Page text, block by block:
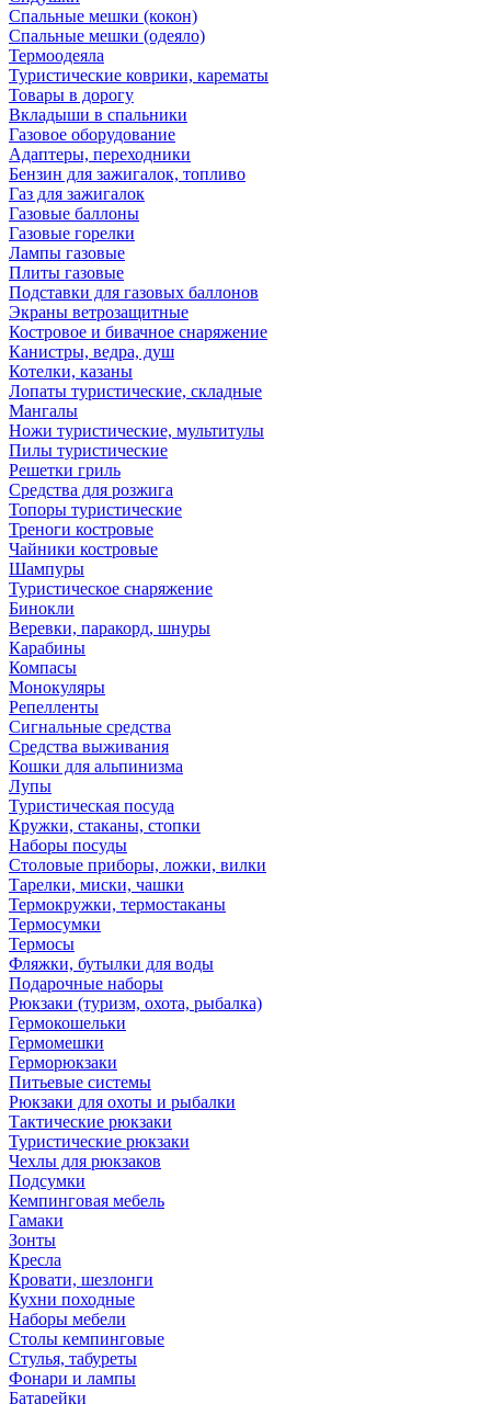
Спальные мешки (кокон)
Спальные мешки (одеяло)
Термоодеяла
Туристические коврики, карематы
Товары в дорогу
Вкладыши в спальники
Газовое оборудование
Адаптеры, переходники
Бензин для зажигалок, топливо
Газ для зажигалок
Газовые баллоны
Газовые горелки
Лампы газовые
Плиты газовые
Подставки для газовых баллонов
Экраны ветрозащитные
Костровое и бивачное снаряжение
Канистры, ведра, душ
Котелки, казаны
Лопаты туристические, складные
Мангалы
Ножи туристические, мультитулы
Пилы туристические
Решетки гриль
Средства для розжига
Топоры туристические
Треноги костровые
Чайники костровые
Шампуры
Туристическое снаряжение
Бинокли
Веревки, паракорд, шнуры
Карабины
Компасы
Монокуляры
Репелленты
Сигнальные средства
Средства выживания
Кошки для альпинизма
Лупы
Туристическая посуда
Кружки, стаканы, стопки
Наборы посуды
Столовые приборы, ложки, вилки
Тарелки, миски, чашки
Термокружки, термостаканы
Термосумки
Термосы
Фляжки, бутылки для воды
Подарочные наборы
Рюкзаки (туризм, охота, рыбалка)
Гермокошельки
Гермомешки
Герморюкзаки
Питьевые системы
Рюкзаки для охоты и рыбалки
Тактические рюкзаки
Туристические рюкзаки
Чехлы для рюкзаков
Подсумки
Кемпинговая мебель
Гамаки
Зонты
Кресла
Кровати, шезлонги
Кухни походные
Наборы мебели
Столы кемпинговые
Стулья, табуреты
Фонари и лампы
Батарейки